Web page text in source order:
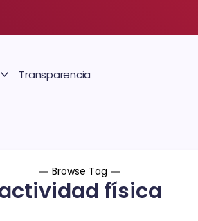
Transparencia
Browse Tag
física